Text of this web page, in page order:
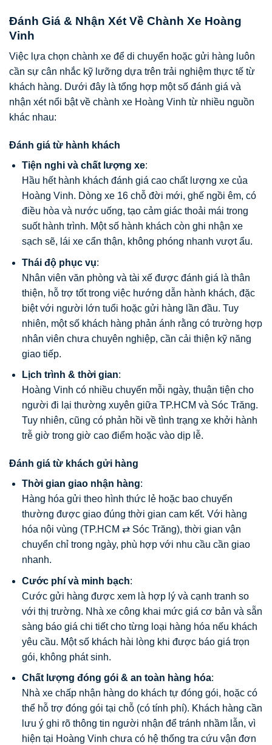
Đánh Giá & Nhận Xét Về Chành Xe Hoàng
Vinh
Việc lựa chọn chành xe để di chuyển hoặc gửi hàng luôn
cần sự cân nhắc kỹ lưỡng dựa trên trải nghiệm thực tế từ
khách hàng. Dưới đây là tổng hợp một số đánh giá và
nhận xét nổi bật về chành xe Hoàng Vinh từ nhiều nguồn
khác nhau:
Đánh giá từ hành khách
Tiện nghi và chất lượng xe:
Hầu hết hành khách đánh giá cao chất lượng xe của
Hoàng Vinh. Dòng xe 16 chỗ đời mới, ghế ngồi êm, có
điều hòa và nước uống, tạo cảm giác thoải mái trong
suốt hành trình. Một số hành khách còn ghi nhận xe
sạch sẽ, lái xe cẩn thận, không phóng nhanh vượt ẩu.
Thái độ phục vụ:
Nhân viên văn phòng và tài xế được đánh giá là thân
thiện, hỗ trợ tốt trong việc hướng dẫn hành khách, đặc
biệt với người lớn tuổi hoặc gửi hàng lần đầu. Tuy
nhiên, một số khách hàng phản ánh rằng có trường hợp
nhân viên chưa chuyên nghiệp, cần cải thiện kỹ năng
giao tiếp.
Lịch trình & thời gian:
Hoàng Vinh có nhiều chuyến mỗi ngày, thuận tiện cho
người đi lại thường xuyên giữa TP.HCM và Sóc Trăng.
Tuy nhiên, cũng có phản hồi về tình trạng xe khởi hành
trễ giờ trong giờ cao điểm hoặc vào dịp lễ.
Đánh giá từ khách gửi hàng
Thời gian giao nhận hàng:
Hàng hóa gửi theo hình thức lẻ hoặc bao chuyến
thường được giao đúng thời gian cam kết. Với hàng
hóa nội vùng (TP.HCM ⇄ Sóc Trăng), thời gian vận
chuyển chỉ trong ngày, phù hợp với nhu cầu cần giao
nhanh.
Cước phí và minh bạch:
Cước gửi hàng được xem là hợp lý và cạnh tranh so
với thị trường. Nhà xe công khai mức giá cơ bản và sẵn
sàng báo giá chi tiết cho từng loại hàng hóa nếu khách
yêu cầu. Một số khách hài lòng khi được báo giá trọn
gói, không phát sinh.
Chất lượng đóng gói & an toàn hàng hóa:
Nhà xe chấp nhận hàng do khách tự đóng gói, hoặc có
thể hỗ trợ đóng gói tại chỗ (có tính phí). Khách hàng cần
lưu ý ghi rõ thông tin người nhận để tránh nhầm lẫn, vì
hiện tại Hoàng Vinh chưa có hệ thống tra cứu vận đơn